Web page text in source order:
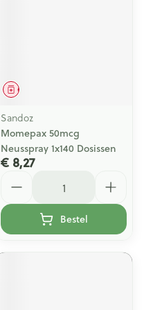
Geneesmiddel
Sandoz
Momepax 50mcg
Neusspray 1x140 Dosissen
€ 8,27
Bestel